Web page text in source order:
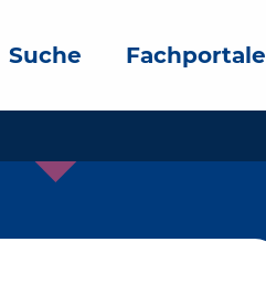
Suche Fachportale